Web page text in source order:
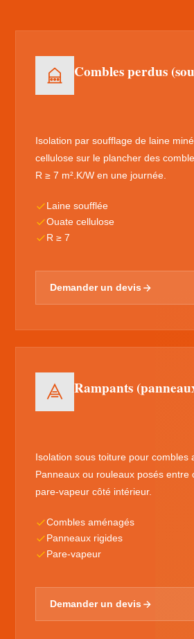
Combles perdus
Isolation par soufflage de laine
cellulose sur le plancher des
R ≥ 7 m².K/W en une journée.
Laine soufflée
Ouate cellulose
R ≥ 7
Demander un devis
Rampants
Isolation sous toiture pour combles
Panneaux ou rouleaux posés entre
pare-vapeur côté intérieur.
Combles aménagés
Panneaux rigides
Pare-vapeur
Demander un devis